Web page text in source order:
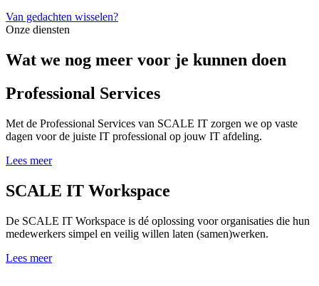
Van gedachten wisselen?
Onze diensten
Wat we nog meer voor je kunnen doen
Professional Services
Met de Professional Services van SCALE IT zorgen we op vaste
dagen voor de juiste IT professional op jouw IT afdeling.
Lees meer
SCALE IT Workspace
De SCALE IT Workspace is dé oplossing voor organisaties die hun
medewerkers simpel en veilig willen laten (samen)werken.
Lees meer